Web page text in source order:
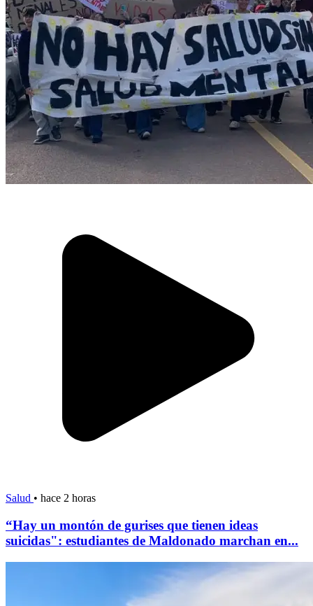
Salud • hace 2 horas
“Hay un montón de gurises que tienen ideas
suicidas": estudiantes de Maldonado marchan en...